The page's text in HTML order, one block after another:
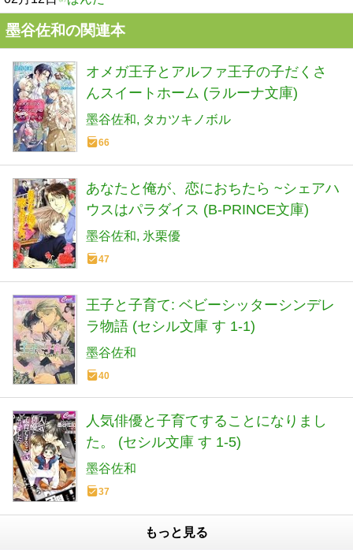
墨谷佐和の関連本
オメガ王子とアルファ王子の子だくさ
んスイートホーム (ラルーナ文庫)
墨谷佐和 タカツキノボル
66
あなたと俺が、恋におちたら ~シェアハ
ウスはパラダイス (B‐PRINCE文庫)
墨谷佐和 氷栗優
47
王子と子育て: ベビーシッターシンデレ
ラ物語 (セシル文庫 す 1-1)
墨谷佐和
40
人気俳優と子育てすることになりまし
た。 (セシル文庫 す 1-5)
墨谷佐和
37
もっと見る